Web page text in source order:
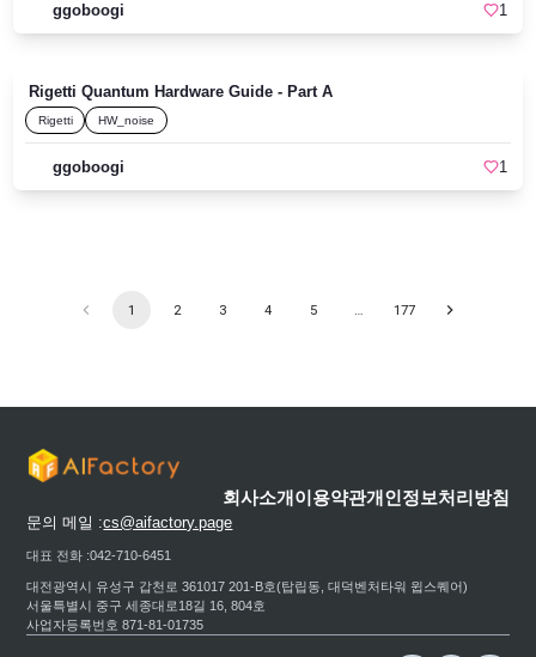
밝혔어요. Open SWE도 약 15개의 핵심 도구만 큐레이션해서 제공합니다.도구역
장4. 📚 컨텍스트 엔지니어링: AGENTS.md레포 루트에 AGENTS.md 파일을 넣어
두면, 에이전트가 작업 시작 전 자동으로 읽어서 시스템 프롬프트에 주입합니다. 팀
의 코딩 컨벤션, 테스트 요구사항, 아키텍처 결정 사항 등을 담아두면 돼요.5. 🎭 오
케스트레이션: 서브에이전트 + 미들웨어서브에이전트: 복잡한 작업을 task 도구로
자식 에이전트에게 위임. 각 서브에이전트는 독립된 컨텍스트를 가짐미들웨어: 결
밋 전에 실행하도록 지시하고, open_pr_if_needed 미들웨어가 최종 안전망 역할을
더 교체모델 변경 (기본값: Claude Opus 4)내부 API/배포 시스템용 도구 추가
Slack/Linear/GitHub 트리거 수정미들웨어로 승인 게이트, 로깅, 안전 체크 추가마
무리Open SWE는 "AI 코딩 에이전트를 우리 팀에 도입하고 싶은데 어디서부터 시
작해야 할지 모르겠다"는 팀을 위한 프레임워크입니다. Stripe, Ramp, Coinbase가
수개월에 걸쳐 수렴한 아키텍처 패턴을 오픈소스로 공개한 것이기 때문에 시작하
시는 분들에게 좋은 선택이 될 것 같습니다. MIT 라이선스이고, 기본 LLM은 Claude
Opus 4 기반으로 동작합니다.🔗 GitHub: https://github.com/langchain-ai/open-swe
📖 블로그: https://blog.langchain.com/open-swe-an-open-source-framework-for-
internal-coding-agents/📚 Deep Agents 문서:
https://docs.langchain.com/oss/python/deepagents
ggoboogi 1
Rigetti Quantum Hardware Guide - Part A
Rigetti HW_noise
ggoboogi 1
1 2 3 4 5 … 177
회사소개 이용약관개인정보처리방침
문의 메일 :cs@aifactory.page
대표 전화 :042-710-6451
대전광역시 유성구 갑천로 361017 201-B호(탑립동, 대덕벤처타워 윕스퀘어)
서울특별시 중구 세종대로18길 16, 804호
사업자등록번호 871-81-01735